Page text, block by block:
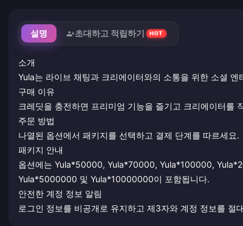
설명 초대하고 적립하기 HOT
소개
Yula는 라이브 채팅과 크리에이터와의 소통을 위한 소셜 엔
구매 이유
크레딧을 충전하면 프리미엄 기능을 즐기고 크리에이터를
주문 방법
나열된 옵션에서 패키지를 선택하고 결제 단계를 따르세요.
패키지 안내
옵션에는 Yula*50000, Yula*70000, Yula*100000,
Yula*5000000 및 Yula*10000000이 포함됩니다.
안전한 계정 정보 알림
로그인 정보를 비공개로 유지하고 제3자와 계정 정보를 절